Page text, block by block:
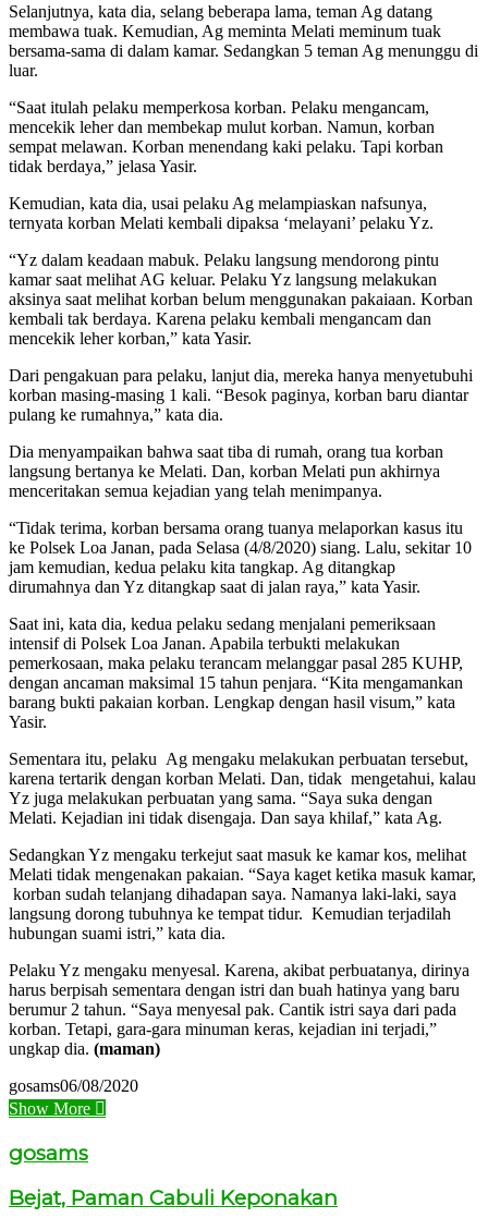
Selanjutnya, kata dia, selang beberapa lama, teman Ag datang
membawa tuak. Kemudian, Ag meminta Melati meminum tuak
bersama-sama di dalam kamar. Sedangkan 5 teman Ag menunggu di
luar.
“Saat itulah pelaku memperkosa korban. Pelaku mengancam,
mencekik leher dan membekap mulut korban. Namun, korban
sempat melawan. Korban menendang kaki pelaku. Tapi korban
tidak berdaya,” jelasa Yasir.
Kemudian, kata dia, usai pelaku Ag melampiaskan nafsunya,
ternyata korban Melati kembali dipaksa ‘melayani’ pelaku Yz.
“Yz dalam keadaan mabuk. Pelaku langsung mendorong pintu
kamar saat melihat AG keluar. Pelaku Yz langsung melakukan
aksinya saat melihat korban belum menggunakan pakaiaan. Korban
kembali tak berdaya. Karena pelaku kembali mengancam dan
mencekik leher korban,” kata Yasir.
Dari pengakuan para pelaku, lanjut dia, mereka hanya menyetubuhi
korban masing-masing 1 kali. “Besok paginya, korban baru diantar
pulang ke rumahnya,” kata dia.
Dia menyampaikan bahwa saat tiba di rumah, orang tua korban
langsung bertanya ke Melati. Dan, korban Melati pun akhirnya
menceritakan semua kejadian yang telah menimpanya.
“Tidak terima, korban bersama orang tuanya melaporkan kasus itu
ke Polsek Loa Janan, pada Selasa (4/8/2020) siang. Lalu, sekitar 10
jam kemudian, kedua pelaku kita tangkap. Ag ditangkap
dirumahnya dan Yz ditangkap saat di jalan raya,” kata Yasir.
Saat ini, kata dia, kedua pelaku sedang menjalani pemeriksaan
intensif di Polsek Loa Janan. Apabila terbukti melakukan
pemerkosaan, maka pelaku terancam melanggar pasal 285 KUHP,
dengan ancaman maksimal 15 tahun penjara. “Kita mengamankan
barang bukti pakaian korban. Lengkap dengan hasil visum,” kata
Yasir.
Sementara itu, pelaku Ag mengaku melakukan perbuatan tersebut,
karena tertarik dengan korban Melati. Dan, tidak mengetahui, kalau
Yz juga melakukan perbuatan yang sama. “Saya suka dengan
Melati. Kejadian ini tidak disengaja. Dan saya khilaf,” kata Ag.
Sedangkan Yz mengaku terkejut saat masuk ke kamar kos, melihat
Melati tidak mengenakan pakaian. “Saya kaget ketika masuk kamar,
korban sudah telanjang dihadapan saya. Namanya laki-laki, saya
langsung dorong tubuhnya ke tempat tidur. Kemudian terjadilah
hubungan suami istri,” kata dia.
Pelaku Yz mengaku menyesal. Karena, akibat perbuatanya, dirinya
harus berpisah sementara dengan istri dan buah hatinya yang baru
berumur 2 tahun. “Saya menyesal pak. Cantik istri saya dari pada
korban. Tetapi, gara-gara minuman keras, kejadian ini terjadi,”
ungkap dia. (maman)
gosams06/08/2020
Show More
gosams
Bejat, Paman Cabuli Keponakan